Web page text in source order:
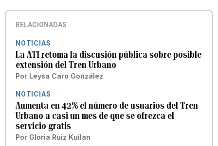
RELACIONADAS
NOTICIAS
La ATI retoma la discusión pública sobre posible
extensión del Tren Urbano
Por Leysa Caro González
NOTICIAS
Aumenta en 42% el número de usuarios del Tren
Urbano a casi un mes de que se ofrezca el
servicio gratis
Por Gloria Ruiz Kuilan